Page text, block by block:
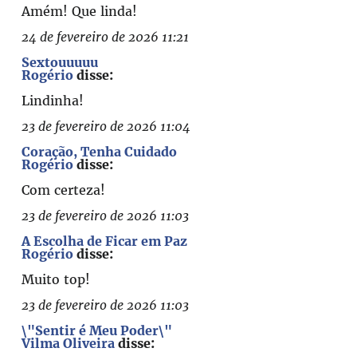
Amém! Que linda!
24 de fevereiro de 2026 11:21
Sextouuuuu
Rogério disse:
Lindinha!
23 de fevereiro de 2026 11:04
Coração, Tenha Cuidado
Rogériodisse:
Com certeza!
23 de fevereiro de 2026 11:03
A Escolha de Ficar em Paz
Rogério disse:
Muito top!
23 de fevereiro de 2026 11:03
\"Sentir é Meu Poder\"
Vilma Oliveira disse: